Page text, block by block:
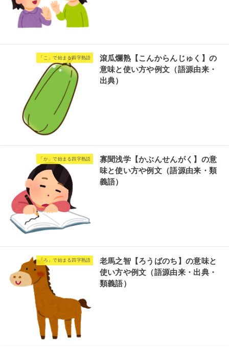
「こ」で始まる四字熟語
滾瓜爛熟【こんからんじゅく】の
意味と使い方や例文（語源由来・
出典）
「か」で始まる四字熟語
寡聞浅学【かぶんせんがく】の意
味と使い方や例文（語源由来・類
義語）
「ろ」で始まる四字熟語
老馬之智【ろうばのち】の意味と
使い方や例文（語源由来・出典・
類義語）